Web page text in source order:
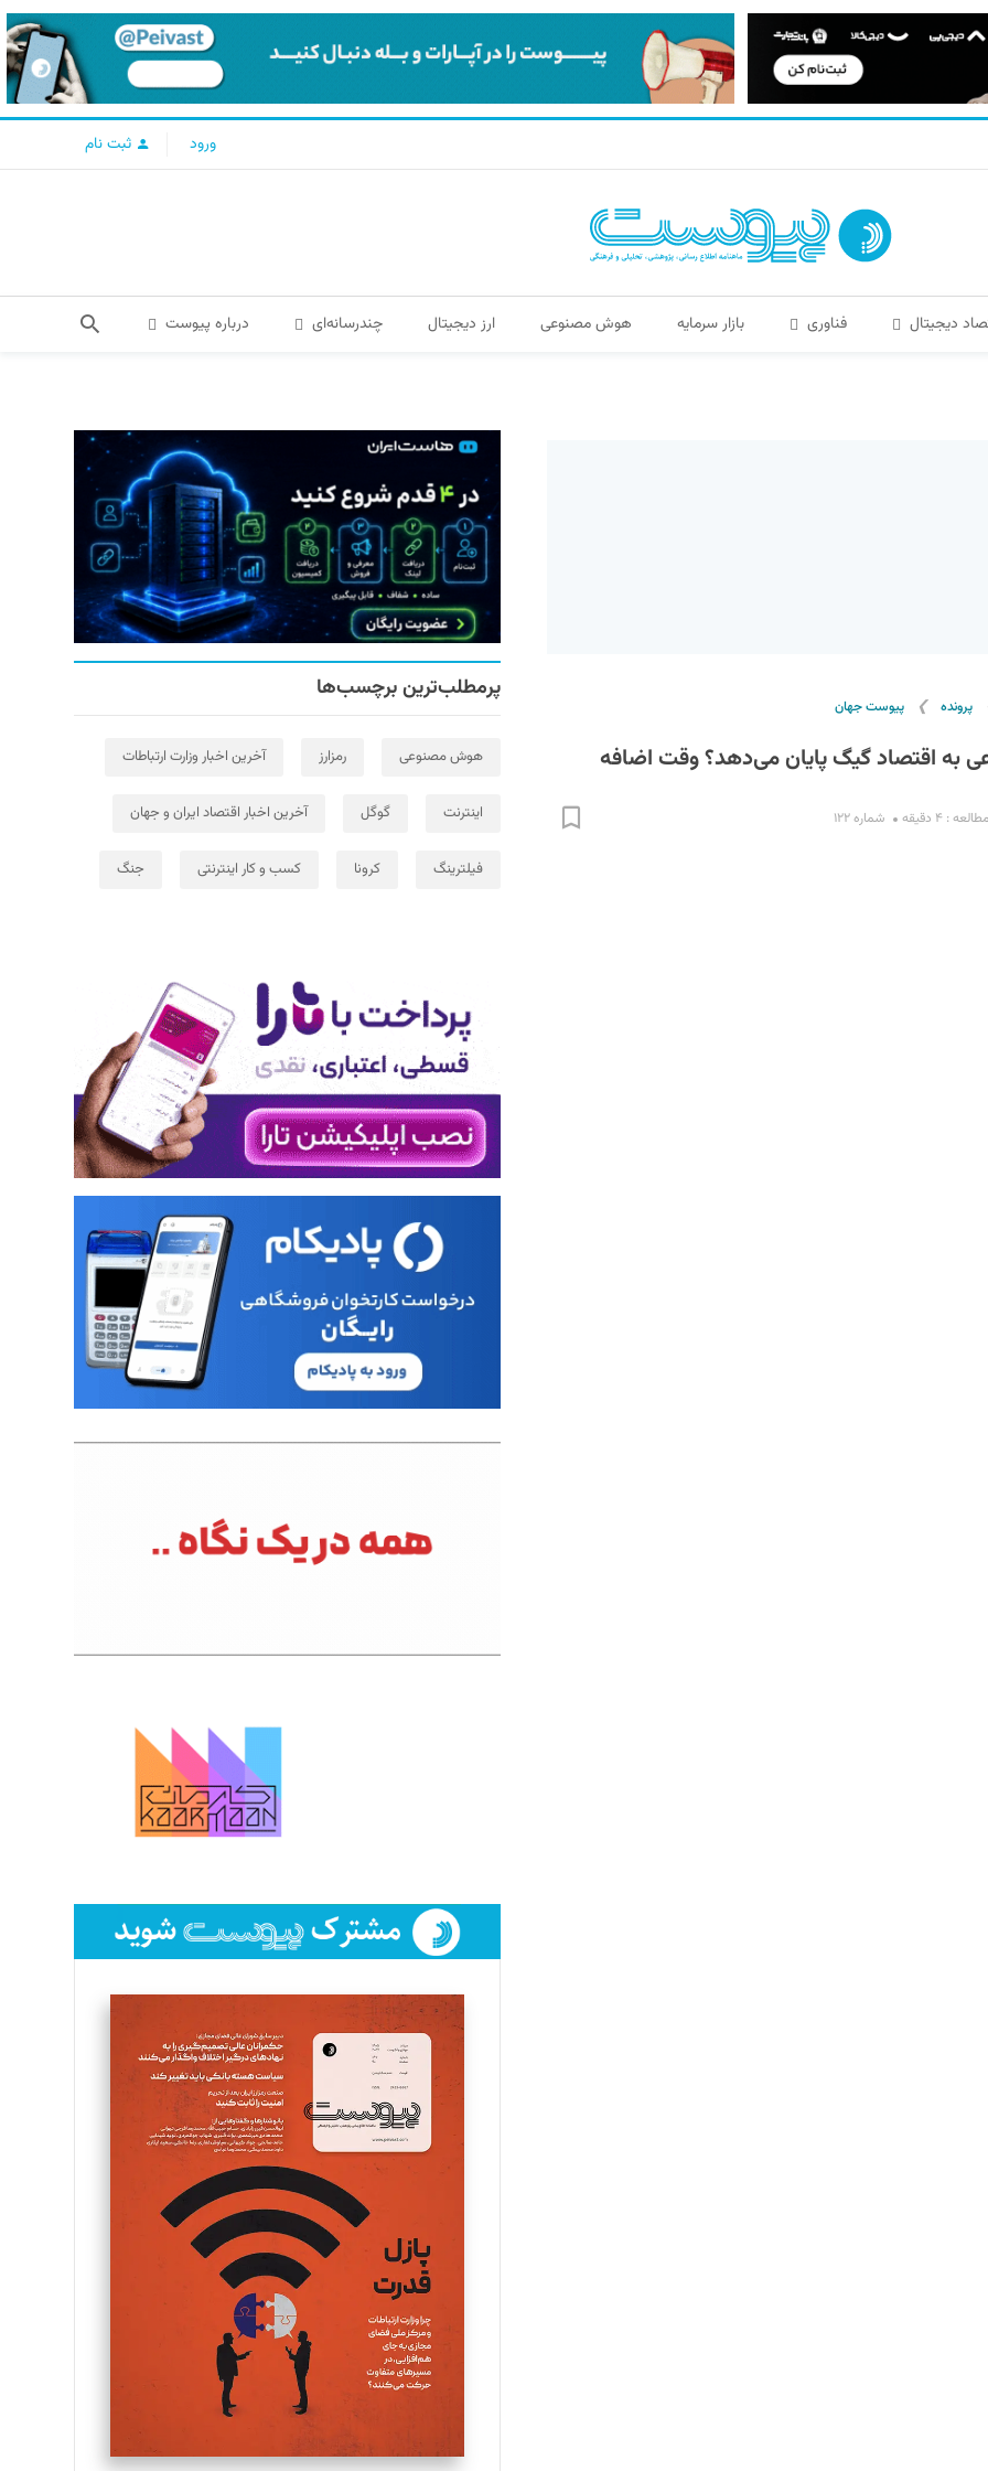
ورود ثبت نام
دیجیتال فناوری بازار سرمایه هوش مصنوعی ارز دیجیتال چندرسانه‌ای درباره پیوست
پرونده ❯ پیوست جهان
به اقتصاد گیگ پایان می‌دهد؟ وقت اضافه
: ۴ دقیقه شماره ۱۲۲
پرمطلب‌ترین برچسب‌ها
هوش مصنوعی رمزارز آخرین اخبار وزارت ارتباطات
اینترنت گوگل آخرین اخبار اقتصاد ایران و جهان
فیلترینگ کرونا کسب و کار اینترنتی جنگ